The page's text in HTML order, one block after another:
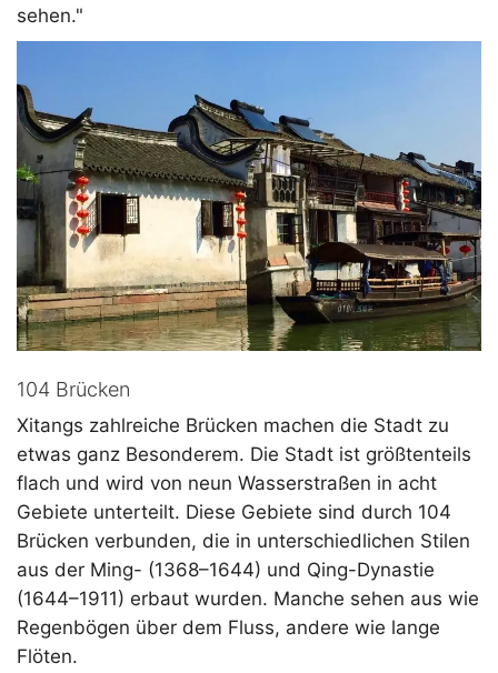
sehen."
104 Brücken
Xitangs zahlreiche Brücken machen die Stadt zu
etwas ganz Besonderem. Die Stadt ist größtenteils
flach und wird von neun Wasserstraßen in acht
Gebiete unterteilt. Diese Gebiete sind durch 104
Brücken verbunden, die in unterschiedlichen Stilen
aus der Ming- (1368–1644) und Qing-Dynastie
(1644–1911) erbaut wurden. Manche sehen aus wie
Regenbögen über dem Fluss, andere wie lange
Flöten.